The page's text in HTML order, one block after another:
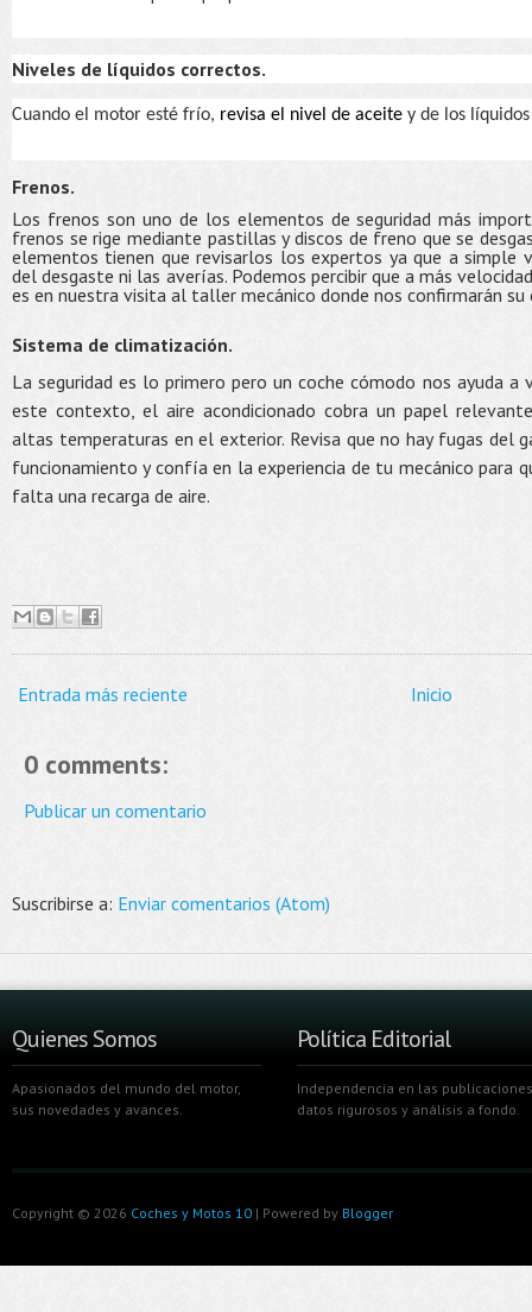
Niveles de líquidos correctos.
Cuando el motor esté frío, revisa el nivel de aceite y de los
Frenos.
Los frenos son uno de los elementos de seguridad más
frenos se rige mediante pastillas y discos de freno que se
elementos tienen que revisarlos los expertos ya que a simple
del desgaste ni las averías. Podemos percibir que a más
es en nuestra visita al taller mecánico donde nos confirmarán su
Sistema de climatización.
La seguridad es lo primero pero un coche cómodo nos ayuda a
este contexto, el aire acondicionado cobra un papel
altas temperaturas en el exterior. Revisa que no hay fugas del
funcionamiento y confía en la experiencia de tu mecánico para
falta una recarga de aire.
Entrada más reciente Inicio
0 comments:
Publicar un comentario
Suscribirse a: Enviar comentarios (Atom)
Quienes Somos
Apasionados del mundo del motor,
sus novedades y avances.
Política Editorial
Independencia en las
datos rigurosos y análisis a fondo.
Copyright © 2026 Coches y Motos 10 | Powered by Blogger